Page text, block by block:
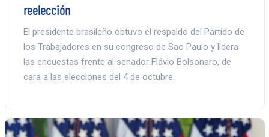
reelección
El presidente brasileño obtuvo el respaldo del Partido de
los Trabajadores en su congreso de Sao Paulo y lidera
las encuestas frente al senador Flávio Bolsonaro, de
cara a las elecciones del 4 de octubre.